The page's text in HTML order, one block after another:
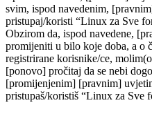
svim, ispod navedenim,
pristupaj/koristi “Linux za Sve
Obzirom da, ispod navedene,
promijeniti u bilo koje doba, a o
registrirane korisnike/ce,
[ponovo] pročitaj da se nebi
[promijenjenim] [pravnim]
pristupaš/koristiš “Linux za Sve